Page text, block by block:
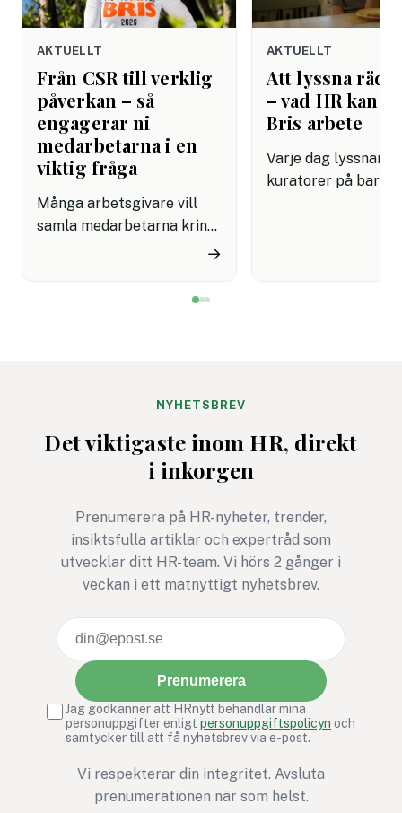
AKTUELLT
Från CSR till verklig
påverkan – så
engagerar ni
medarbetarna i en
viktig fråga
Många arbetsgivare vill
samla medarbetarna kring
Bris stegutmaning 116 111
må bra är ett exempel där
rörelse, gemenskap och
gemensamt syfte.
→
AKTUELLT
Att lyssna
– vad HR kan
Bris arbete
Varje dag lyssnar
kuratorer på barn
tillit och
NYHETSBREV
Det viktigaste inom HR, direkt
i inkorgen
Prenumerera på HR-nyheter, trender,
insiktsfulla artiklar och expertråd som
utvecklar ditt HR-team. Vi hörs 2 gånger i
veckan i ett matnyttigt nyhetsbrev.
Prenumerera
Jag godkänner att HRnytt behandlar mina
personuppgifter enligt personuppgiftspolicyn och
samtycker till att få nyhetsbrev via e-post.
Vi respekterar din integritet. Avsluta
prenumerationen när som helst.